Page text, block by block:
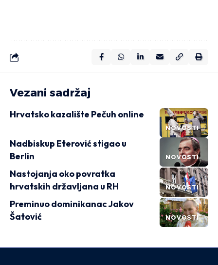
Vezani sadržaj
NOVOSTI
Hrvatsko kazalište Pečuh online
NOVOSTI
Nadbiskup Eterović stigao u
Berlin
NOVOSTI
Nastojanja oko povratka
hrvatskih državljana u RH
NOVOSTI
Preminuo dominikanac Jakov
Šatović